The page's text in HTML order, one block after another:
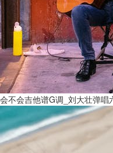
会不会吉他谱G调_刘大壮弹唱